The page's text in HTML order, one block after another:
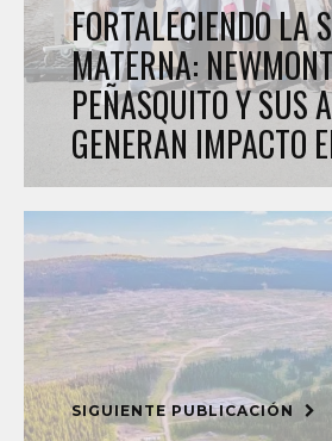
FORTALECIENDO LA
MATERNA: NEWMONT
PEÑASQUITO Y SUS
GENERAN IMPACTO
SIGUIENTE PUBLICACIÓN